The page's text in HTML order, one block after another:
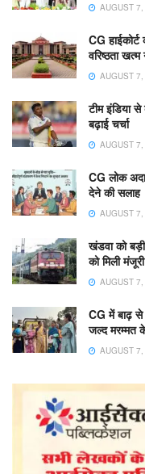
AUGUST
CG
वरिष्ठता खत्म
AUGUST
टीम इंडिया
बढ़ाई चर्चा
AUGUST
CG लोक
देने की सलाह
AUGUST
खंडवा को
को मिली मंजूरी
AUGUST
CG में बाढ़ से
जल्द मरम्मत के
AUGUST